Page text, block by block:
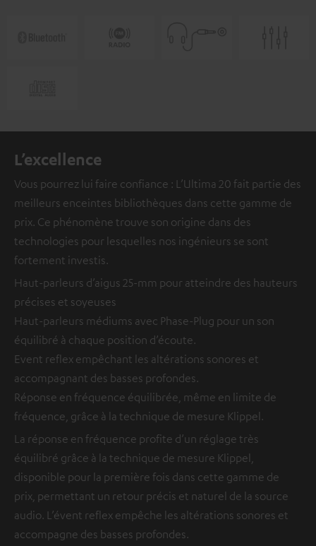
L’excellence
Vous pourrez lui faire confiance : L’Ultima 20 fait partie des
meilleurs enceintes bibliothèques dans cette gamme de
prix. Ce phénomène trouve son origine dans des
technologies pour lesquelles nos ingénieurs se sont
fortement investis.
Haut-parleurs d’aigus 25-mm pour atteindre des hauteurs
précises et soyeuses
Haut-parleurs médiums avec Phase-Plug pour un son
équilibré à chaque position d’écoute.
Event reflex empêchant les altérations sonores et
accompagnant des basses profondes.
Réponse en fréquence équilibrée, même en limite de
fréquence, grâce à la technique de mesure Klippel.
La réponse en fréquence profite d’un réglage très
équilibré grâce à la technique de mesure Klippel,
disponible pour la première fois dans cette gamme de
prix, permettant un retour précis et naturel de la source
audio. L’évent reflex empêche les altérations sonores et
accompagne des basses profondes.